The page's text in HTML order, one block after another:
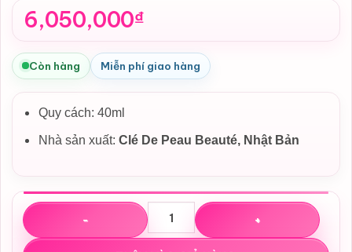
6,050,000₫
Còn hàng Miễn phí giao hàng
Quy cách: 40ml
Nhà sản xuất: Clé De Peau Beauté, Nhật Bản
Tinh chất dưỡng trắng da Clé De Peau Beaute